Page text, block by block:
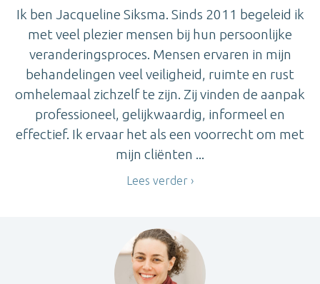
Ik ben Jacqueline Siksma. Sinds 2011 begeleid ik
met veel plezier mensen bij hun persoonlijke
veranderingsproces. Mensen ervaren in mijn
behandelingen veel veiligheid, ruimte en rust
omhelemaal zichzelf te zijn. Zij vinden de aanpak
professioneel, gelijkwaardig, informeel en
effectief. Ik ervaar het als een voorrecht om met
mijn cliënten ...
Lees verder